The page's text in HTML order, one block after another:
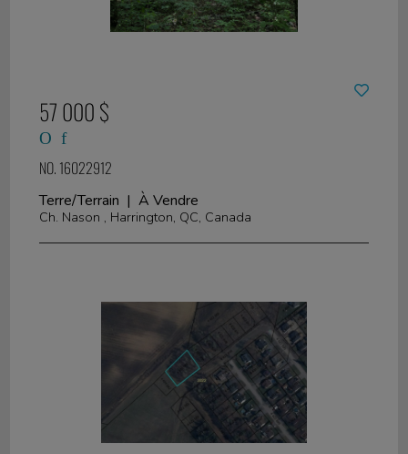
57 000 $
NO. 16022912
Terre/Terrain | À Vendre
Ch. Nason , Harrington, QC, Canada